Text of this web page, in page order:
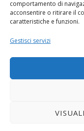
comportamento di
acconsentire o ritirare il
caratteristiche e funzioni.
Gestisci servizi
Copyright © 2026